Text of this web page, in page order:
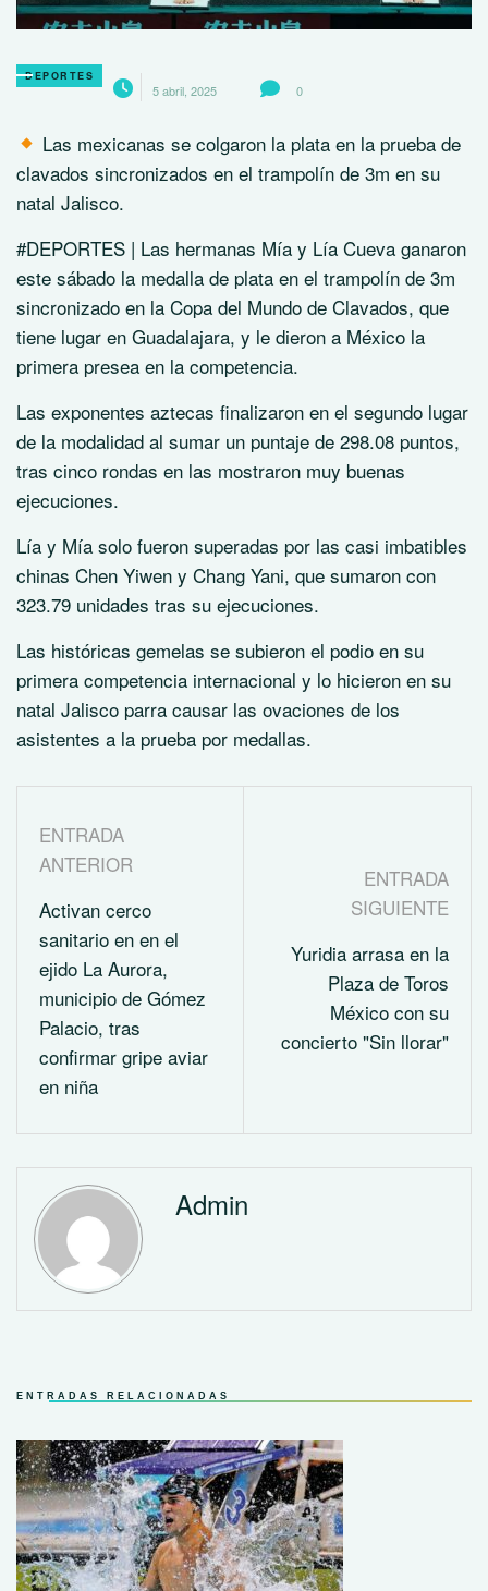
DEPORTES
5 abril, 2025 0
Las mexicanas se colgaron la plata en la prueba de
clavados sincronizados en el trampolín de 3m en su
natal Jalisco.
#DEPORTES | Las hermanas Mía y Lía Cueva ganaron
este sábado la medalla de plata en el trampolín de 3m
sincronizado en la Copa del Mundo de Clavados, que
tiene lugar en Guadalajara, y le dieron a México la
primera presea en la competencia.
Las exponentes aztecas finalizaron en el segundo lugar
de la modalidad al sumar un puntaje de 298.08 puntos,
tras cinco rondas en las mostraron muy buenas
ejecuciones.
Lía y Mía solo fueron superadas por las casi imbatibles
chinas Chen Yiwen y Chang Yani, que sumaron con
323.79 unidades tras su ejecuciones.
Las históricas gemelas se subieron el podio en su
primera competencia internacional y lo hicieron en su
natal Jalisco parra causar las ovaciones de los
asistentes a la prueba por medallas.
ENTRADA
ANTERIOR
Activan cerco
sanitario en en el
ejido La Aurora,
municipio de Gómez
Palacio, tras
confirmar gripe aviar
en niña
ENTRADA
SIGUIENTE
Yuridia arrasa en la
Plaza de Toros
México con su
concierto "Sin llorar"
Admin
ENTRADAS RELACIONADAS